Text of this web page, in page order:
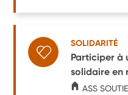
SOLIDARITÉ
Participer à
solidaire en
ASS